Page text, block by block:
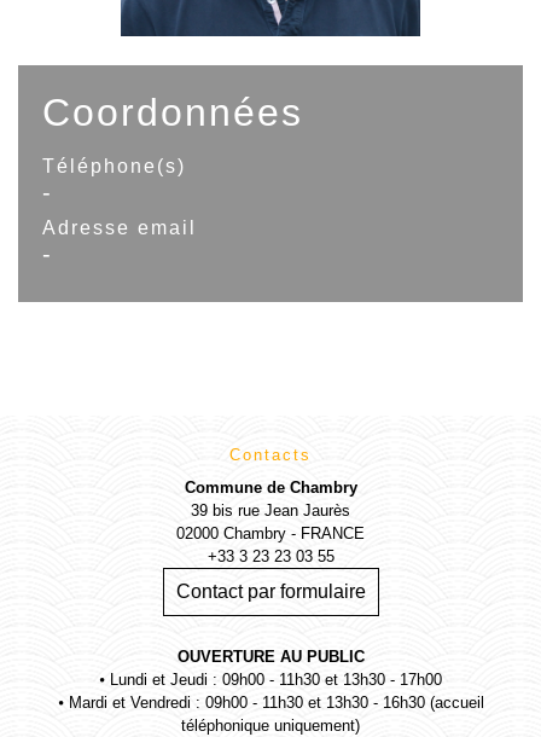
Coordonnées
Téléphone(s)
-
Adresse email
-
Contacts
Commune de Chambry
39 bis rue Jean Jaurès
02000 Chambry - FRANCE
+33 3 23 23 03 55
Contact par formulaire
OUVERTURE AU PUBLIC
⦁ Lundi et Jeudi : 09h00 - 11h30 et 13h30 - 17h00
⦁ Mardi et Vendredi : 09h00 - 11h30 et 13h30 - 16h30 (accueil
téléphonique uniquement)